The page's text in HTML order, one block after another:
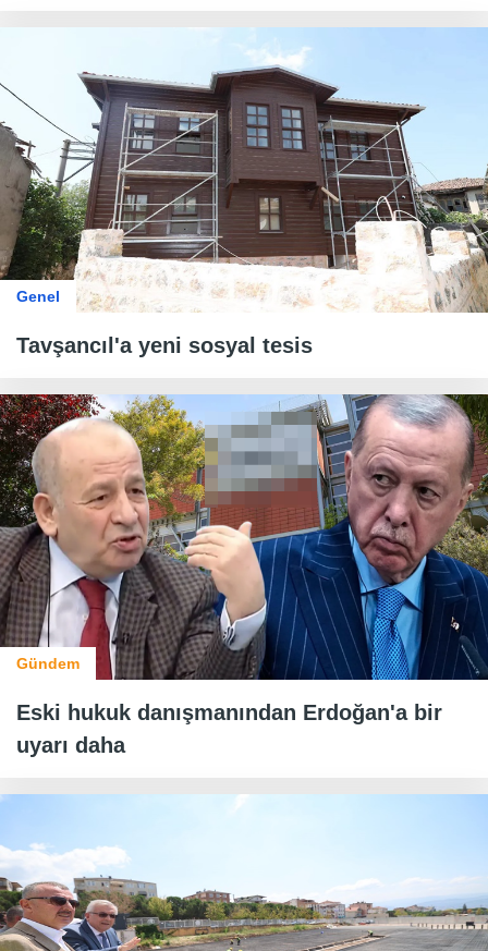
Genel
Tavşancıl'a yeni sosyal tesis
Gündem
Eski hukuk danışmanından Erdoğan'a bir
uyarı daha